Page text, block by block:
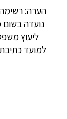
הערה: רשימה
נועדה
ליעוץ
למועד